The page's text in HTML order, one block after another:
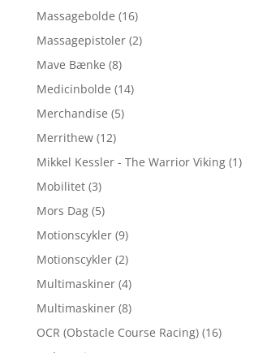
Massagebolde (16)
Massagepistoler (2)
Mave Bænke (8)
Medicinbolde (14)
Merchandise (5)
Merrithew (12)
Mikkel Kessler - The Warrior Viking (1)
Mobilitet (3)
Mors Dag (5)
Motionscykler (9)
Motionscykler (2)
Multimaskiner (4)
Multimaskiner (8)
OCR (Obstacle Course Racing) (16)